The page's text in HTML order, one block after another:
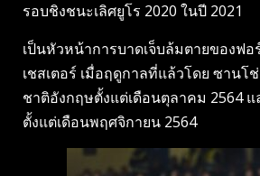
รอบชิงชนะเลิศยูโร 2020 ในปี 2021
เป็นหัวหน้าการบาดเจ็บล้มตายของฟ
เชสเตอร์ เมื่อฤดูกาลที่แล้วโดย ซานโ
ชาติอังกฤษตั้งแต่เดือนตุลาคม 2564
ตั้งแต่เดือนพฤศจิกายน 2564